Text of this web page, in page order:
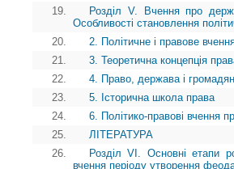
19.
Розділ V. Вчення про
Особливості становлення
20.
2. Політичне і правове
21.
3. Теоретична концепція
22.
4. Право, держава і
23.
5. Історична школа права
24.
6. Політико-правові вчення
25.
ЛІТЕРАТУРА
26.
Розділ VI. Основні етапи
вчення періоду утворення